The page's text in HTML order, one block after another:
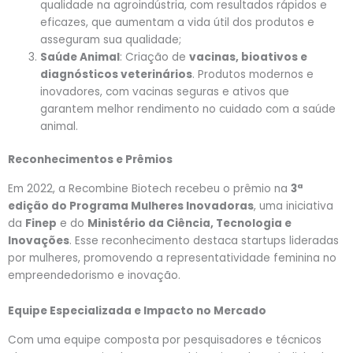
qualidade na agroindústria, com resultados rápidos e
eficazes, que aumentam a vida útil dos produtos e
asseguram sua qualidade;
Saúde Animal: Criação devacinas, bioativos e
diagnósticos veterinários. Produtos modernos e
inovadores, com vacinas seguras e ativos que
garantem melhor rendimento no cuidado com a saúde
animal.
Reconhecimentos e Prêmios
Em 2022, a Recombine Biotech recebeu o prêmio na 3ª
edição do Programa Mulheres Inovadoras, uma iniciativa
da Finep e do Ministério da Ciência, Tecnologia e
Inovações. Esse reconhecimento destaca startups lideradas
por mulheres, promovendo a representatividade feminina no
empreendedorismo e inovação.
Equipe Especializada e Impacto no Mercado
Com uma equipe composta por pesquisadores e técnicos